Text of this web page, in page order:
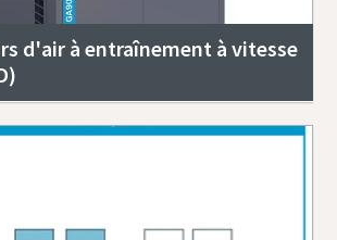
d'air à entraînement à vitesse